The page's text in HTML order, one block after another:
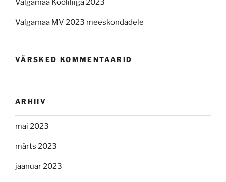
Valgamaa Kooliliiga 2023
Valgamaa MV 2023 meeskondadele
VÄRSKED KOMMENTAARID
ARHIIV
mai 2023
märts 2023
jaanuar 2023